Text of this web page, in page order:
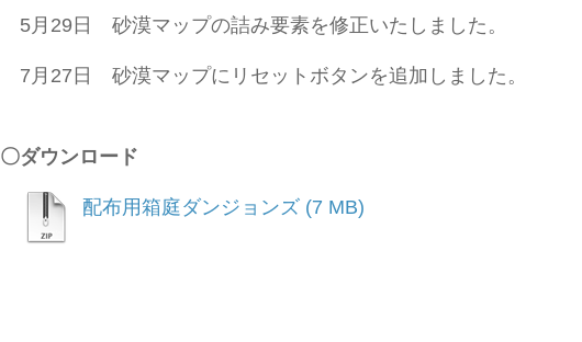
5月29日 砂漠マップの詰み要素を修正いたしました。
7月27日 砂漠マップにリセットボタンを追加しました。
〇ダウンロード
配布用箱庭ダンジョンズ